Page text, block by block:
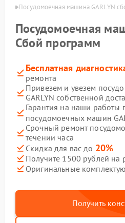
Посудомоечная машина GARLYN
Посудомоечная
Сбой программ
Бесплатная
ремонта
Привезем и увезем
GARLYN собственной
Гарантия на наши работы
посудомоечных машин
Срочный ремонт
течении часа
Скидка для вас до 20%
Получите 1500 рублей на
Оригинальные
Получить